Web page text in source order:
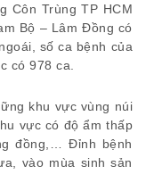
Côn Trùng TP HCM
Bộ – Lâm Đồng có
số ca bệnh của
có 978 ca.
khu vực vùng núi
vực có độ ẩm thấp
đồng,… Đỉnh bệnh
vào mùa sinh sản